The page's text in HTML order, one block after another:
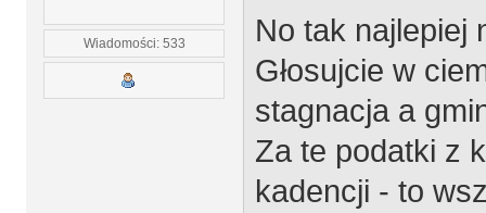
Wiadomości: 533
No tak najlepiej
Głosujcie w
stagnacja a
Za te podatki z
kadencji - to